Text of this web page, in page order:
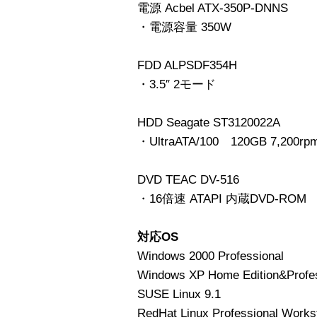
電源 Acbel ATX-350P-DNNS
・電源容量 350W
FDD ALPSDF354H
・3.5″ 2モード
HDD Seagate ST3120022A
・UltraATA/100 120GB
DVD TEAC DV-516
・16倍速 ATAPI 内蔵DVD-ROM
対応OS
Windows 2000 Professional
Windows XP Home
SUSE Linux 9.1
RedHat Linux Professional